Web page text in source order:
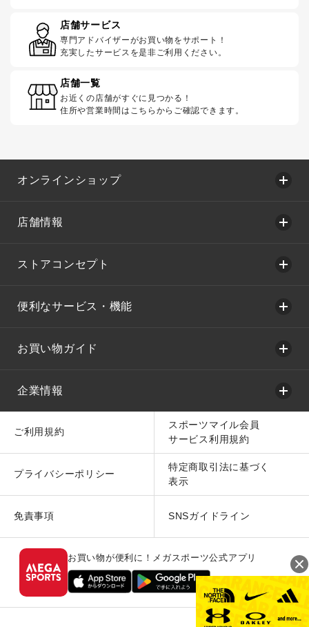
店舗サービス
専門アドバイザーがお買い物をサポート！
充実したサービスを是非ご利用ください。
店舗一覧
お近くの店舗がすぐに見つかる！
住所や営業時間はこちらからご確認できます。
オンラインショップ
店舗情報
ストアコンセプト
便利なサービス・機能
お買い物ガイド
企業情報
ご利用規約
スポーツマイル会員
サービス利用規約
プライバシーポリシー
特定商取引法に基づく
表示
免責事項 SNSガイドライン
お買い物が便利に！メガスポーツ公式アプリ